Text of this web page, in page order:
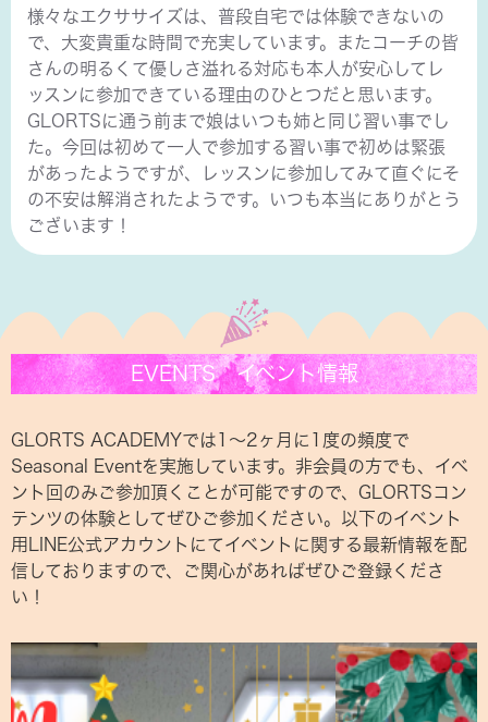
様々なエクササイズは、普段自宅では体験できないの
で、大変貴重な時間で充実しています。またコーチの皆
さんの明るくて優しさ溢れる対応も本人が安心してレ
ッスンに参加できている理由のひとつだと思います。
GLORTSに通う前まで娘はいつも姉と同じ習い事でし
た。今回は初めて一人で参加する習い事で初めは緊張
があったようですが、レッスンに参加してみて直ぐにそ
の不安は解消されたようです。いつも本当にありがとう
ございます！
EVENTS イベント情報
GLORTS ACADEMYでは1〜2ヶ月に1度の頻度で
Seasonal Eventを実施しています。非会員の方でも、イベ
ント回のみご参加頂くことが可能ですので、GLORTSコン
テンツの体験としてぜひご参加ください。以下のイベント
用LINE公式アカウントにてイベントに関する最新情報を配
信しておりますので、ご関心があればぜひご登録くださ
い！